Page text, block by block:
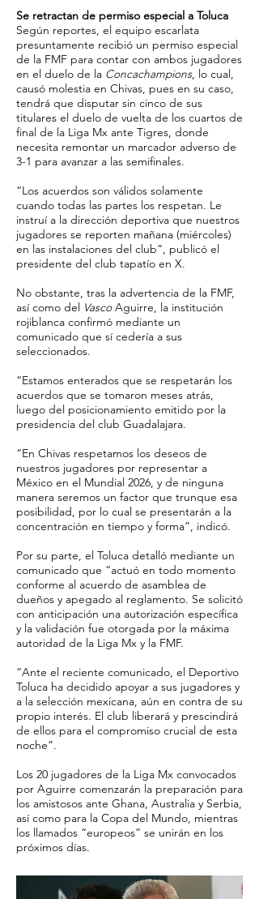
Se retractan de permiso especial a Toluca
Según reportes, el equipo escarlata
presuntamente recibió un permiso especial
de la FMF para contar con ambos jugadores
en el duelo de la Concachampions, lo cual,
causó molestia en Chivas, pues en su caso,
tendrá que disputar sin cinco de sus
titulares el duelo de vuelta de los cuartos de
final de la Liga Mx ante Tigres, donde
necesita remontar un marcador adverso de
3-1 para avanzar a las semifinales.
“Los acuerdos son válidos solamente
cuando todas las partes los respetan. Le
instruí a la dirección deportiva que nuestros
jugadores se reporten mañana (miércoles)
en las instalaciones del club”, publicó el
presidente del club tapatío en X.
No obstante, tras la advertencia de la FMF,
así como del VascoAguirre, la institución
rojiblanca confirmó mediante un
comunicado que sí cedería a sus
seleccionados.
“Estamos enterados que se respetarán los
acuerdos que se tomaron meses atrás,
luego del posicionamiento emitido por la
presidencia del club Guadalajara.
“En Chivas respetamos los deseos de
nuestros jugadores por representar a
México en el Mundial 2026, y de ninguna
manera seremos un factor que trunque esa
posibilidad, por lo cual se presentarán a la
concentración en tiempo y forma”, indicó.
Por su parte, el Toluca detalló mediante un
comunicado que “actuó en todo momento
conforme al acuerdo de asamblea de
dueños y apegado al reglamento. Se solicitó
con anticipación una autorización específica
y la validación fue otorgada por la máxima
autoridad de la Liga Mx y la FMF.
“Ante el reciente comunicado, el Deportivo
Toluca ha decidido apoyar a sus jugadores y
a la selección mexicana, aún en contra de su
propio interés. El club liberará y prescindirá
de ellos para el compromiso crucial de esta
noche”.
Los 20 jugadores de la Liga Mx convocados
por Aguirre comenzarán la preparación para
los amistosos ante Ghana, Australia y Serbia,
así como para la Copa del Mundo, mientras
los llamados “europeos” se unirán en los
próximos días.